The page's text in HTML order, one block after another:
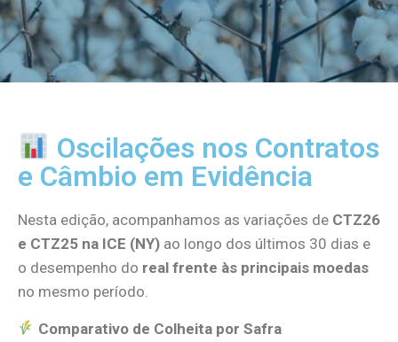
Oscilações nos Contratos
e Câmbio em Evidência
Nesta edição, acompanhamos as variações de CTZ26
e CTZ25 na ICE (NY) ao longo dos últimos 30 dias e
o desempenho do real frente às principais moedas
no mesmo período.
Comparativo de Colheita por Safra